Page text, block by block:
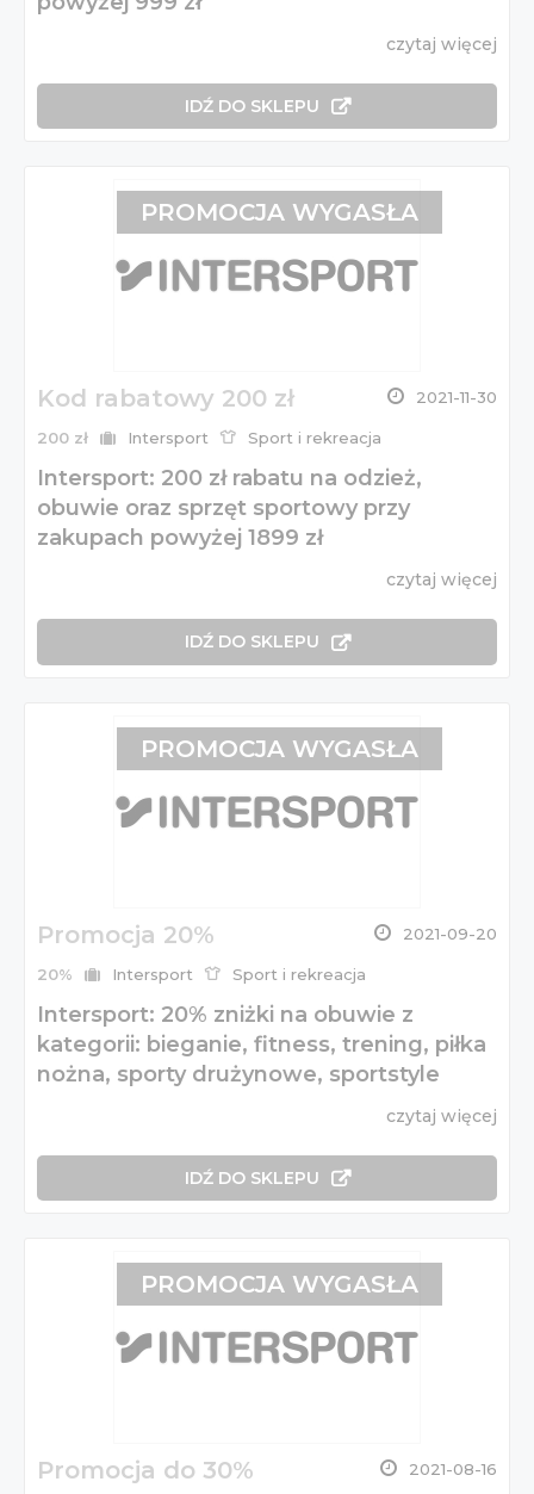
czytaj więcej
IDŹ DO SKLEPU
Kod rabatowy 200 zł 2021-11-30
200 zł Intersport Sport i rekreacja
Intersport: 200 zł rabatu na odzież,
obuwie oraz sprzęt sportowy przy
zakupach powyżej 1899 zł
czytaj więcej
IDŹ DO SKLEPU
PROMOCJA WYGASŁA
Promocja 20% 2021-09-20
20% Intersport Sport i rekreacja
Intersport: 20% zniżki na obuwie z
kategorii: bieganie, fitness, trening, piłka
nożna, sporty drużynowe, sportstyle
czytaj więcej
IDŹ DO SKLEPU
PROMOCJA WYGASŁA
Promocja do 30% 2021-08-16
PROMOCJA WYGASŁA